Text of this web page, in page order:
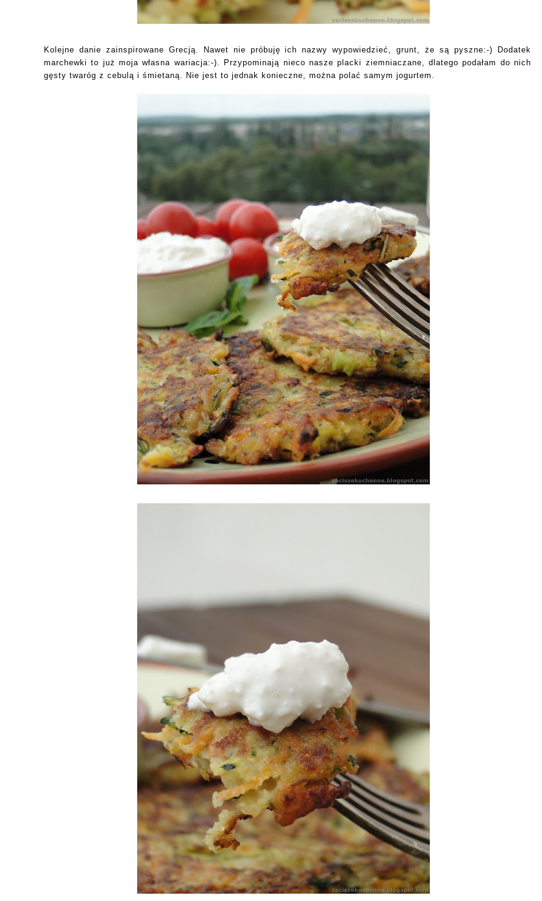
Kolejne danie zainspirowane Grecją. Nawet nie próbuję ich nazwy wypowiedzieć, grunt, że są pyszne:-) Dodatek
marchewki to już moja własna wariacja:-). Przypominają nieco nasze placki ziemniaczane, dlatego podałam do nich
gęsty twaróg z cebulą i śmietaną. Nie jest to jednak konieczne, można polać samym jogurtem.